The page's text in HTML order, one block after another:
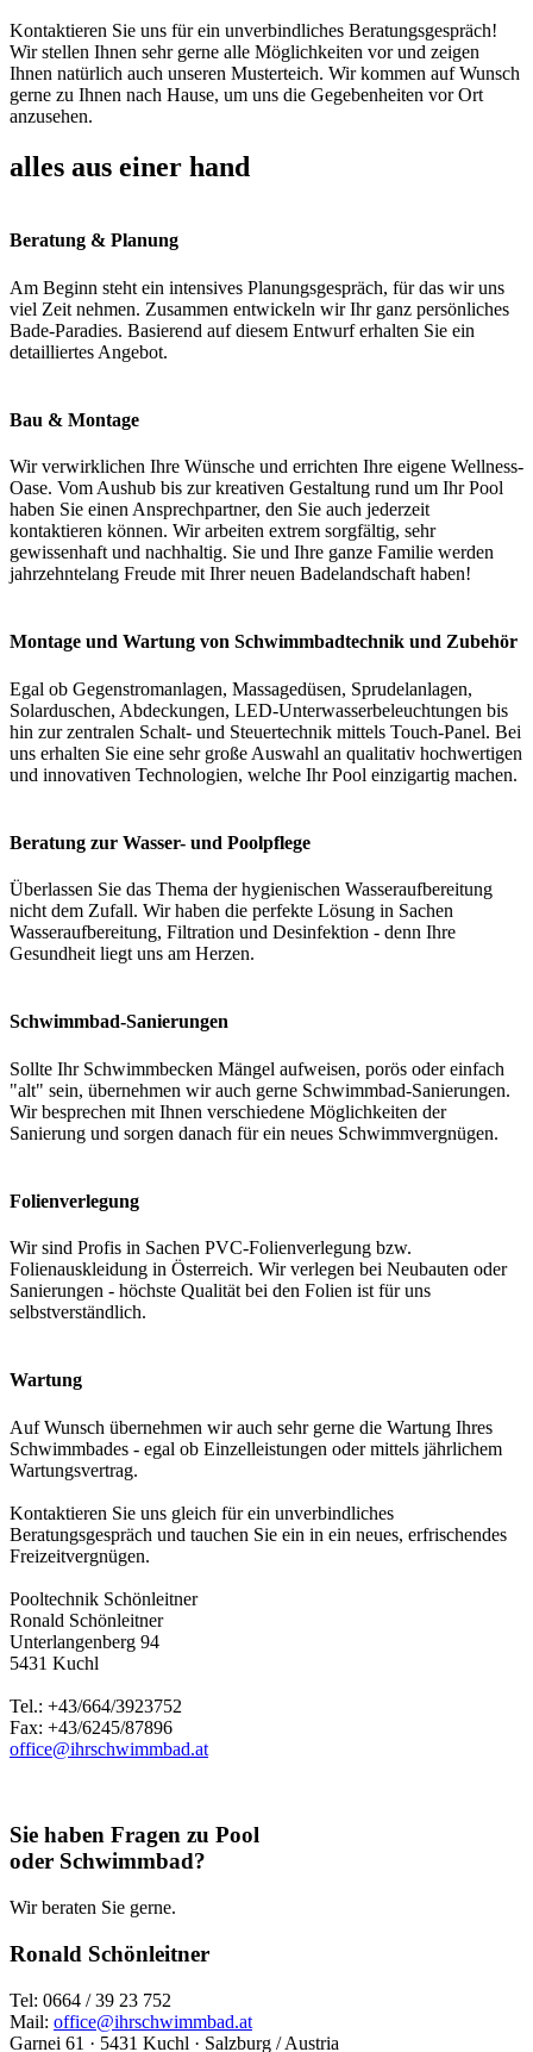
Kontaktieren Sie uns für ein unverbindliches Beratungsgespräch!
Wir stellen Ihnen sehr gerne alle Möglichkeiten vor und zeigen
Ihnen natürlich auch unseren Musterteich. Wir kommen auf Wunsch
gerne zu Ihnen nach Hause, um uns die Gegebenheiten vor Ort
anzusehen.
alles aus einer hand
Beratung & Planung
Am Beginn steht ein intensives Planungsgespräch, für das wir uns
viel Zeit nehmen. Zusammen entwickeln wir Ihr ganz persönliches
Bade-Paradies. Basierend auf diesem Entwurf erhalten Sie ein
detailliertes Angebot.
Bau & Montage
Wir verwirklichen Ihre Wünsche und errichten Ihre eigene Wellness-
Oase. Vom Aushub bis zur kreativen Gestaltung rund um Ihr Pool
haben Sie einen Ansprechpartner, den Sie auch jederzeit
kontaktieren können. Wir arbeiten extrem sorgfältig, sehr
gewissenhaft und nachhaltig. Sie und Ihre ganze Familie werden
jahrzehntelang Freude mit Ihrer neuen Badelandschaft haben!
Montage und Wartung von Schwimmbadtechnik und Zubehör
Egal ob Gegenstromanlagen, Massagedüsen, Sprudelanlagen,
Solarduschen, Abdeckungen, LED-Unterwasserbeleuchtungen bis
hin zur zentralen Schalt- und Steuertechnik mittels Touch-Panel. Bei
uns erhalten Sie eine sehr große Auswahl an qualitativ hochwertigen
und innovativen Technologien, welche Ihr Pool einzigartig machen.
Beratung zur Wasser- und Poolpflege
Überlassen Sie das Thema der hygienischen Wasseraufbereitung
nicht dem Zufall. Wir haben die perfekte Lösung in Sachen
Wasseraufbereitung, Filtration und Desinfektion - denn Ihre
Gesundheit liegt uns am Herzen.
Schwimmbad-Sanierungen
Sollte Ihr Schwimmbecken Mängel aufweisen, porös oder einfach
"alt" sein, übernehmen wir auch gerne Schwimmbad-Sanierungen.
Wir besprechen mit Ihnen verschiedene Möglichkeiten der
Sanierung und sorgen danach für ein neues Schwimmvergnügen.
Folienverlegung
Wir sind Profis in Sachen PVC-Folienverlegung bzw.
Folienauskleidung in Österreich. Wir verlegen bei Neubauten oder
Sanierungen - höchste Qualität bei den Folien ist für uns
selbstverständlich.
Wartung
Auf Wunsch übernehmen wir auch sehr gerne die Wartung Ihres
Schwimmbades - egal ob Einzelleistungen oder mittels jährlichem
Wartungsvertrag.
Kontaktieren Sie uns gleich für ein unverbindliches
Beratungsgespräch und tauchen Sie ein in ein neues, erfrischendes
Freizeitvergnügen.
Pooltechnik Schönleitner
Ronald Schönleitner
Unterlangenberg 94
5431 Kuchl
Tel.: +43/664/3923752
Fax: +43/6245/87896
office@ihrschwimmbad.at
Sie haben Fragen zu Pool
oder Schwimmbad?
Wir beraten Sie gerne.
Ronald Schönleitner
Tel: 0664 / 39 23 752
Mail: office@ihrschwimmbad.at
Garnei 61 · 5431 Kuchl · Salzburg / Austria